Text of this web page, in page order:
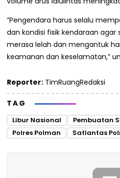
“Pengendara harus selalu
dan kondisi fisik kendaraan agar
merasa lelah dan mengantuk
keamanan dan keselamatan,”
Reporter: TimRuangRedaksi
TAG
Libur Nasional Pembuatan
Polres Polman
Satlantas